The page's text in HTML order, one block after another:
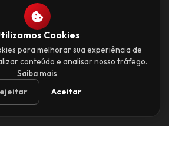
Bela Vista
914
Cookies
para melhorar sua experiência de
conteúdo e analisar nosso tráfego.
Saiba mais
Aceitar